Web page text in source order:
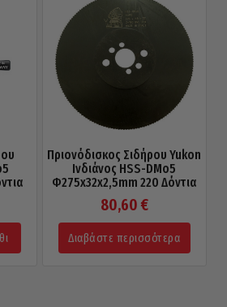
Πριονόδισκος Σιδήρου Yukon
Ινδιάνος HSS-DMo5
Φ275x32x2,5mm 220 Δόντια
80,60 €
Διαβάστε περισσότερα